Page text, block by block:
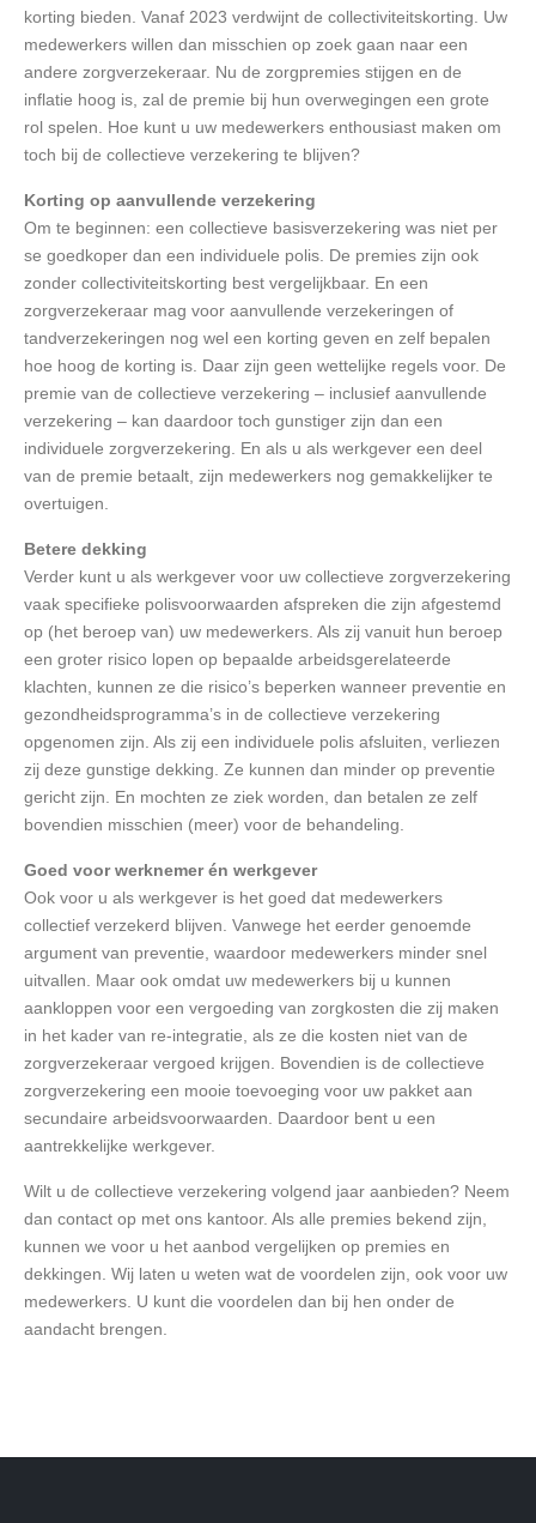
korting bieden. Vanaf 2023 verdwijnt de collectiviteitskorting. Uw
medewerkers willen dan misschien op zoek gaan naar een
andere zorgverzekeraar. Nu de zorgpremies stijgen en de
inflatie hoog is, zal de premie bij hun overwegingen een grote
rol spelen. Hoe kunt u uw medewerkers enthousiast maken om
toch bij de collectieve verzekering te blijven?
Korting op aanvullende verzekering
Om te beginnen: een collectieve basisverzekering was niet per
se goedkoper dan een individuele polis. De premies zijn ook
zonder collectiviteitskorting best vergelijkbaar. En een
zorgverzekeraar mag voor aanvullende verzekeringen of
tandverzekeringen nog wel een korting geven en zelf bepalen
hoe hoog de korting is. Daar zijn geen wettelijke regels voor. De
premie van de collectieve verzekering – inclusief aanvullende
verzekering – kan daardoor toch gunstiger zijn dan een
individuele zorgverzekering. En als u als werkgever een deel
van de premie betaalt, zijn medewerkers nog gemakkelijker te
overtuigen.
Betere dekking
Verder kunt u als werkgever voor uw collectieve zorgverzekering
vaak specifieke polisvoorwaarden afspreken die zijn afgestemd
op (het beroep van) uw medewerkers. Als zij vanuit hun beroep
een groter risico lopen op bepaalde arbeidsgerelateerde
klachten, kunnen ze die risico’s beperken wanneer preventie en
gezondheidsprogramma’s in de collectieve verzekering
opgenomen zijn. Als zij een individuele polis afsluiten, verliezen
zij deze gunstige dekking. Ze kunnen dan minder op preventie
gericht zijn. En mochten ze ziek worden, dan betalen ze zelf
bovendien misschien (meer) voor de behandeling.
Goed voor werknemer én werkgever
Ook voor u als werkgever is het goed dat medewerkers
collectief verzekerd blijven. Vanwege het eerder genoemde
argument van preventie, waardoor medewerkers minder snel
uitvallen. Maar ook omdat uw medewerkers bij u kunnen
aankloppen voor een vergoeding van zorgkosten die zij maken
in het kader van re-integratie, als ze die kosten niet van de
zorgverzekeraar vergoed krijgen. Bovendien is de collectieve
zorgverzekering een mooie toevoeging voor uw pakket aan
secundaire arbeidsvoorwaarden. Daardoor bent u een
aantrekkelijke werkgever.
Wilt u de collectieve verzekering volgend jaar aanbieden? Neem
dan contact op met ons kantoor. Als alle premies bekend zijn,
kunnen we voor u het aanbod vergelijken op premies en
dekkingen. Wij laten u weten wat de voordelen zijn, ook voor uw
medewerkers. U kunt die voordelen dan bij hen onder de
aandacht brengen.